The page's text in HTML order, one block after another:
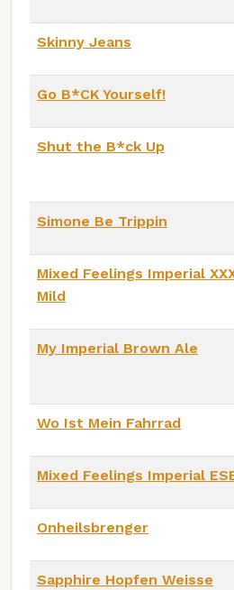
Skinny Jeans
Go B*CK Yourself!
Shut the B*ck Up
Simone Be Trippin
Mixed Feelings Imperial
Mild
My Imperial Brown Ale
Wo Ist Mein Fahrrad
Mixed Feelings Imperial
Onheilsbrenger
Sapphire Hopfen Weisse